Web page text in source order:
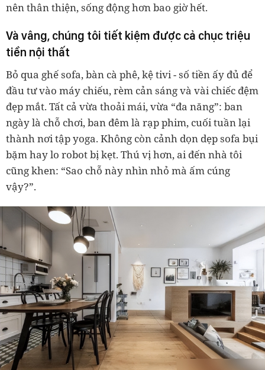
nên thân thiện, sống động hơn bao giờ hết.
Và vâng, chúng tôi tiết kiệm được cả chục triệu
tiền nội thất
Bỏ qua ghế sofa, bàn cà phê, kệ tivi-số tiền ấy đủ để
đầu tư vào máy chiếu, rèm cản sángvà vài chiếc đệm
đẹp mắt. Tất cả vừa thoải mái, vừa “đa năng”: ban
ngày là chỗ chơi, ban đêm là rạp phim, cuối tuần lại
thành nơi tập yoga. Không còn cảnh dọn dẹp sofa bụi
bặm hay lo robot bị kẹt. Thú vị hơn, ai đến nhà tôi
cũng khen: “Sao chỗ này nhìn nhỏ mà ấm cúng
vậy?”.